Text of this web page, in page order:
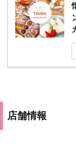
店舗情報